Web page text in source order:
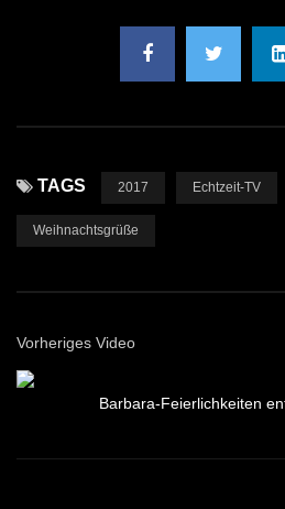
TAGS 2017 Echtzeit-TV
Weihnachtsgrüße
Vorheriges Video
Barbara-Feierlichkeiten